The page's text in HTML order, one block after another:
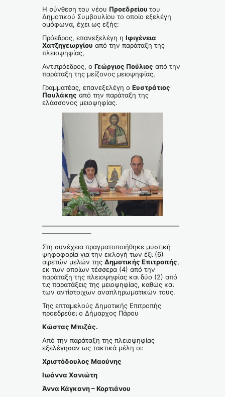
Η σύνθεση του νέου Προεδρείου του
Δημοτικού Συμβουλίου το οποίο εξελέγη
ομόφωνα, έχει ως εξής:
Πρόεδρος, επανεξελέγη η Ιφιγένεια
Χατζηγεωργίου από την παράταξη της
πλειοψηφίας,
Αντιπρόεδρος, ο Γεώργιος Πούλιος από την
παράταξη της μείζονος μειοψηφίας,
Γραμματέας, επανεξελέγη ο Ευστράτιος
Παυλάκης από την παράταξη της
ελάσσονος μειοψηφίας.
—————————————————————
———————–
Στη συνέχεια πραγματοποιήθηκε μυστική
ψηφοφορία για την εκλογή των έξι (6)
αιρετών μελών της Δημοτικής Επιτροπής,
εκ των οποίων τέσσερα (4) από την
παράταξη της πλειοψηφίας και δύο (2) από
τις παρατάξεις της μειοψηφίας, καθώς και
των αντίστοιχων αναπληρωματικών τους.
Της επταμελούς Δημοτικής Επιτροπής
προεδρεύει ο Δήμαρχος Πάρου
Κώστας Μπιζάς.
Από την παράταξη της πλειοψηφίας
εξελέγησαν ως τακτικά μέλη οι:
Χριστόδουλος Μαούνης
Ιωάννα Χανιώτη
Άννα Κάγκανη – Κορτιάνου